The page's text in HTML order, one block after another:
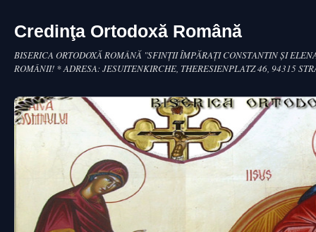
Credinţa Ortodoxă Română
BISERICA ORTODOXĂ ROMÂNĂ "SFINŢII ÎMPĂRAŢI CONSTANTIN ŞI
ROMÂNII! * ADRESA: JESUITENKIRCHE, THERESIENPLATZ 46, 94315